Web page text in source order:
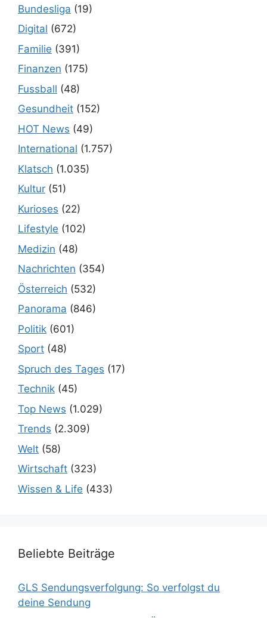
Bundesliga (19)
Digital (672)
Familie (391)
Finanzen (175)
Fussball (48)
Gesundheit (152)
HOT News (49)
International (1.757)
Klatsch (1.035)
Kultur (51)
Kurioses (22)
Lifestyle (102)
Medizin (48)
Nachrichten (354)
Österreich (532)
Panorama (846)
Politik (601)
Sport (48)
Spruch des Tages (17)
Technik (45)
Top News (1.029)
Trends (2.309)
Welt (58)
Wirtschaft (323)
Wissen & Life (433)
Beliebte Beiträge
GLS Sendungsverfolgung: So verfolgst du
deine Sendung